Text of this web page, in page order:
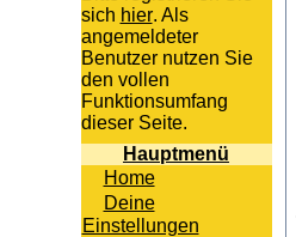
sich hier. Als
angemeldeter
Benutzer nutzen Sie
den vollen
Funktionsumfang
dieser Seite.
Hauptmenü
Home
Deine
Einstellungen